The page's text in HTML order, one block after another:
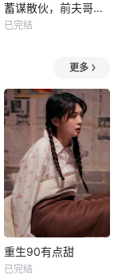
蓄谋散伙，前夫哥对我怦然心动
已完结
更多
重生90有点甜
已完结